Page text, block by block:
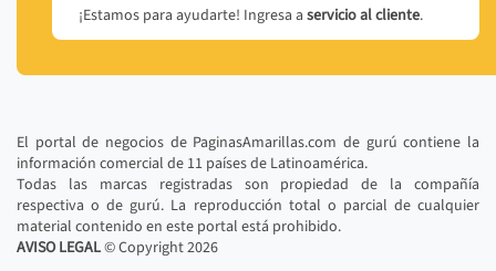
¡Estamos para ayudarte! Ingresa a servicio al cliente.
El portal de negocios de PaginasAmarillas.com de gurú contiene la
información comercial de 11 países de Latinoamérica.
Todas las marcas registradas son propiedad de la compañía
respectiva o de gurú. La reproducción total o parcial de cualquier
material contenido en este portal está prohibido.
AVISO LEGAL© Copyright2026